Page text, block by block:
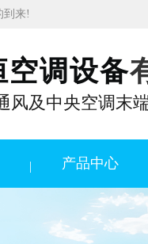
到来!
空调设备
风及中央空调末
产品中心